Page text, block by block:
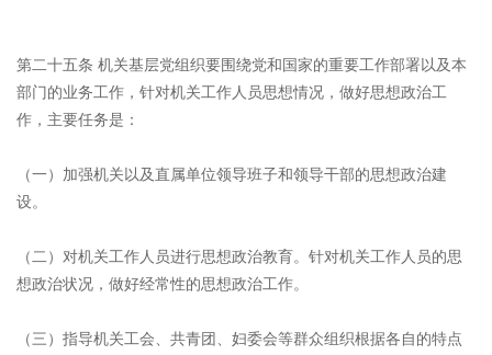
第二十五条 机关基层党组织要围绕党和国家的重要工作部署以及本
部门的业务工作，针对机关工作人员思想情况，做好思想政治工
作，主要任务是：
（一）加强机关以及直属单位领导班子和领导干部的思想政治建
设。
（二）对机关工作人员进行思想政治教育。针对机关工作人员的思
想政治状况，做好经常性的思想政治工作。
（三）指导机关工会、共青团、妇委会等群众组织根据各自的特点